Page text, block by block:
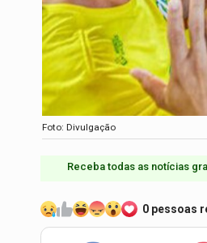
Foto: Divulgação
Receba todas as notícias
0 pessoas